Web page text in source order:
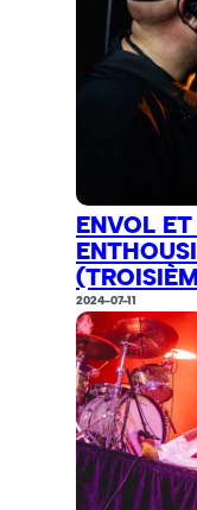
ENVOL
2024-07-11